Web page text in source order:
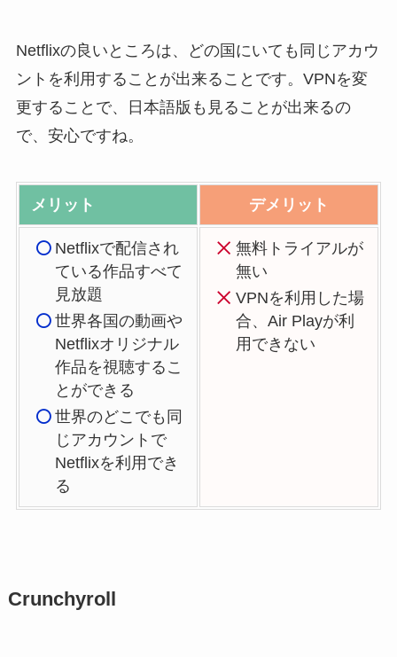
Netflixの良いところは、どの国にいても同じアカウ
ントを利用することが出来ることです。VPNを変
更することで、日本語版も見ることが出来るの
で、安心ですね。
メリット デメリット
Netflixで配信され
ている作品すべて
見放題
世界各国の動画や
Netflixオリジナル
作品を視聴するこ
とができる
世界のどこでも同
じアカウントで
Netflixを利用でき
る
無料トライアルが
無い
VPNを利用した場
合、Air Playが利
用できない
Crunchyroll